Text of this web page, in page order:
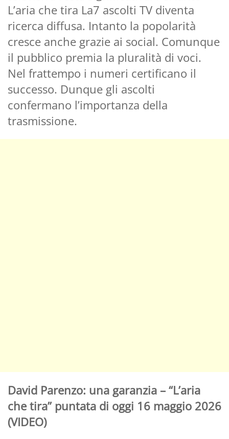
L’aria che tira La7 ascolti TV diventa
ricerca diffusa. Intanto la popolarità
cresce anche grazie ai social. Comunque
il pubblico premia la pluralità di voci.
Nel frattempo i numeri certificano il
successo. Dunque gli ascolti
confermano l’importanza della
trasmissione.
David Parenzo: una garanzia – “L’aria
che tira” puntata di oggi 16 maggio 2026
(VIDEO)